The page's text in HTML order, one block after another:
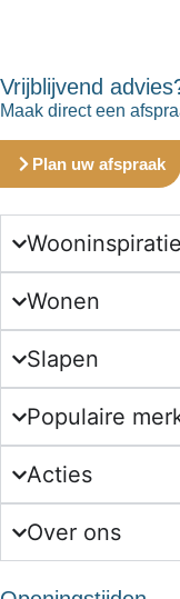
Vrijblijvend
Maak direct een
Plan uw afspraak
Wooninspiratie
Wonen
Slapen
Populaire
Acties
Over ons